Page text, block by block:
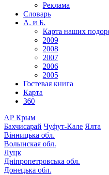
Реклама
Словарь
А. и Б.
Карта наших
2009
2008
2007
2006
2005
Гостевая книга
Карта
360
АР Крым
Бахчисарай Чуфут-Кале Ялта
Вінницька обл.
Волынская обл.
Луцк
Дніпропетровська обл.
Донецька обл.